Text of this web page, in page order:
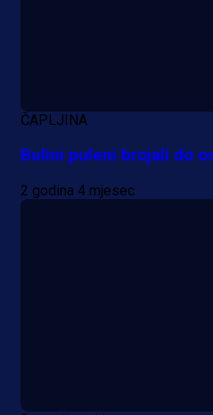
Da li je
je Barbarez
ČAPLJINA
Bulini puleni brojali do
2 godina 4 mjesec